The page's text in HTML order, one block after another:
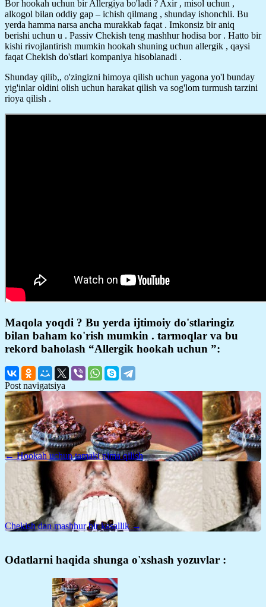
Bor hookah uchun bir Allergiya bo'ladi ? Axir , misol uchun ,
alkogol bilan oddiy gap – ichish qilmang , shunday ishonchli. Bu
yerda hamma narsa ancha murakkab faqat . Imkonsiz bir aniq
berishi uchun u . Passiv Chekish teng mashhur hodisa bor . Hatto bir
kishi rivojlantirish mumkin hookah shuning uchun allergik , qaysi
faqat Chekish do'stlari kompaniya hisoblanadi .
Shunday qilib,, o'zingizni himoya qilish uchun yagona yo'l bunday
yig'inlar oldini olish uchun harakat qilish va sog'lom turmush tarzini
rioya qilish .
Maqola yoqdi ? Bu yerda ijtimoiy do'stlaringiz
bilan baham ko'rish mumkin . tarmoqlar va bu
rekord baholash “Allergik hookah uchun ”:
Post navigatsiya
← Hookah uchun tamaki nima qilish
Chekish dan mashhur bir kasallik →
Odatlarni haqida shunga o'xshash yozuvlar :